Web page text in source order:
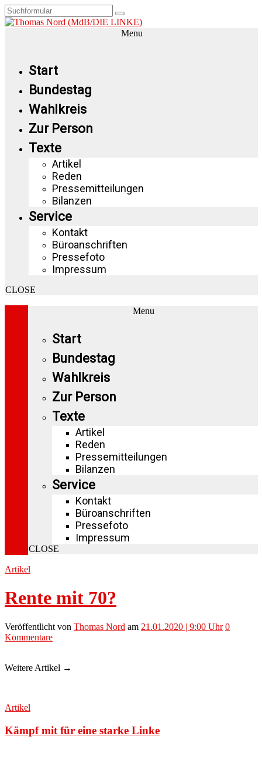
Menu
Start
Bundestag
Wahlkreis
Zur Person
Texte
Artikel
Reden
Pressemitteilungen
Bilanzen
Service
Kontakt
Büroanschriften
Pressefoto
Impressum
CLOSE
Menu
Start
Bundestag
Wahlkreis
Zur Person
Texte
Artikel
Reden
Pressemitteilungen
Bilanzen
Service
Kontakt
Büroanschriften
Pressefoto
Impressum
CLOSE
Artikel
Rente mit 70?
Veröffentlicht von Thomas Nord am 21.01.2020 | 9:00 Uhr 0
Kommentare
Weitere Artikel →
Artikel
Kämpf mit für eine starke Linke